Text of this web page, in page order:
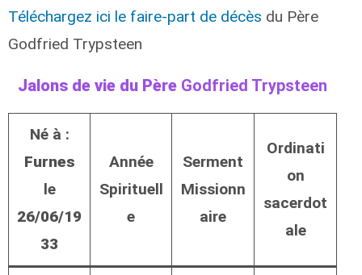
Téléchargez ici le faire-part de décès du Père
Godfried Trypsteen
Jalons de vie du Père Godfried Trypsteen
Né à :
Furnes
le
26/06/19
33
Année
Spirituell
e
Serment
Missionn
aire
Ordinati
on
sacerdot
ale